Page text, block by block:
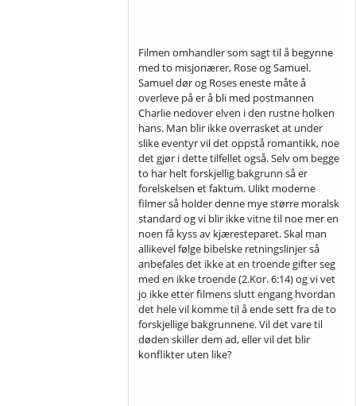
Filmen omhandler som sagt til å begynne
med to misjonærer, Rose og Samuel.
Samuel dør og Roses eneste måte å
overleve på er å bli med postmannen
Charlie nedover elven i den rustne holken
hans. Man blir ikke overrasket at under
slike eventyr vil det oppstå romantikk, noe
det gjør i dette tilfellet også. Selv om begge
to har helt forskjellig bakgrunn så er
forelskelsen et faktum. Ulikt moderne
filmer så holder denne mye større moralsk
standard og vi blir ikke vitne til noe mer en
noen få kyss av kjæresteparet. Skal man
allikevel følge bibelske retningslinjer så
anbefales det ikke at en troende gifter seg
med en ikke troende (2.Kor. 6:14) og vi vet
jo ikke etter filmens slutt engang hvordan
det hele vil komme til å ende sett fra de to
forskjellige bakgrunnene. Vil det vare til
døden skiller dem ad, eller vil det blir
konflikter uten like?